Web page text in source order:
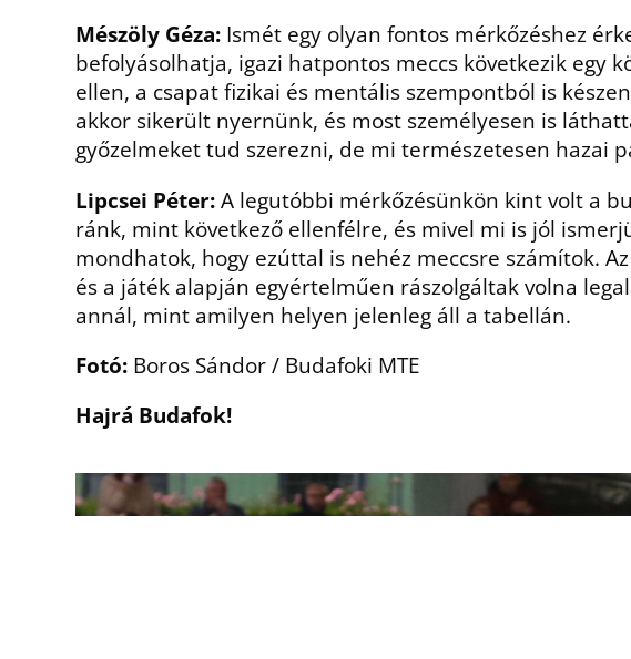
Mészöly Géza: Ismét egy olyan fontos mérkőzéshez
befolyásolhatja, igazi hatpontos meccs következik egy
ellen, a csapat fizikai és mentális szempontból is
akkor sikerült nyernünk, és most személyesen is
győzelmeket tud szerezni, de mi természetesen hazai
Lipcsei Péter:A legutóbbi mérkőzésünkön kint volt a
ránk, mint következő ellenfélre, és mivel mi is jól
mondhatok, hogy ezúttal is nehéz meccsre számítok.
és a játék alapján egyértelműen rászolgáltak volna
annál, mint amilyen helyen jelenleg áll a tabellán.
Fotó: Boros Sándor / Budafoki MTE
Hajrá Budafok!